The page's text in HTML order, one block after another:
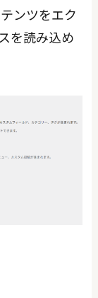
ンツをエク
を読み込め